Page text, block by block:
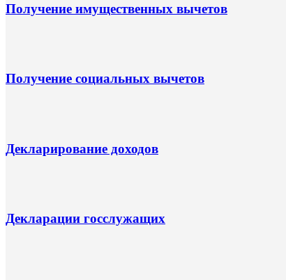
Получение имущественных вычетов
Получение социальных вычетов
Декларирование доходов
Декларации госслужащих